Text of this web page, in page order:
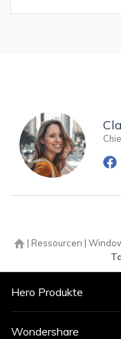
| Ressourcen |
Hero Produkte
Wondershare